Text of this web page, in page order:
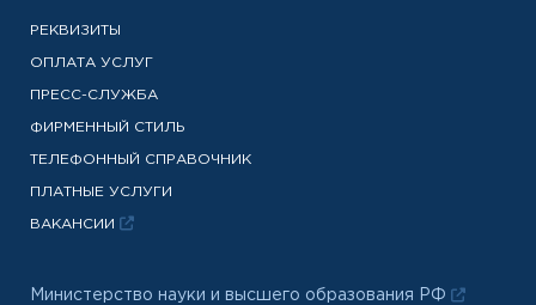
РЕКВИЗИТЫ
ОПЛАТА УСЛУГ
ПРЕСС-СЛУЖБА
ФИРМЕННЫЙ СТИЛЬ
ТЕЛЕФОННЫЙ СПРАВОЧНИК
ПЛАТНЫЕ УСЛУГИ
ВАКАНСИИ
Министерство науки и высшего образования РФ